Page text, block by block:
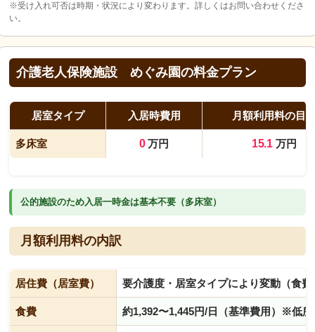
※受け入れ可否は時期・状況により変わります。詳しくはお問い合わせくださ
い。
介護老人保険施設 めぐみ園の料金プラン
居室タイプ 入居時費用 月額利用料の目
多床室 0万円 15.1万円
公的施設のため入居一時金は基本不要（多床室）
月額利用料の内訳
居住費（居室費） 要介護度・居室タイプにより変動（食
食費 約1,392〜1,445円/日（基準費用）※低